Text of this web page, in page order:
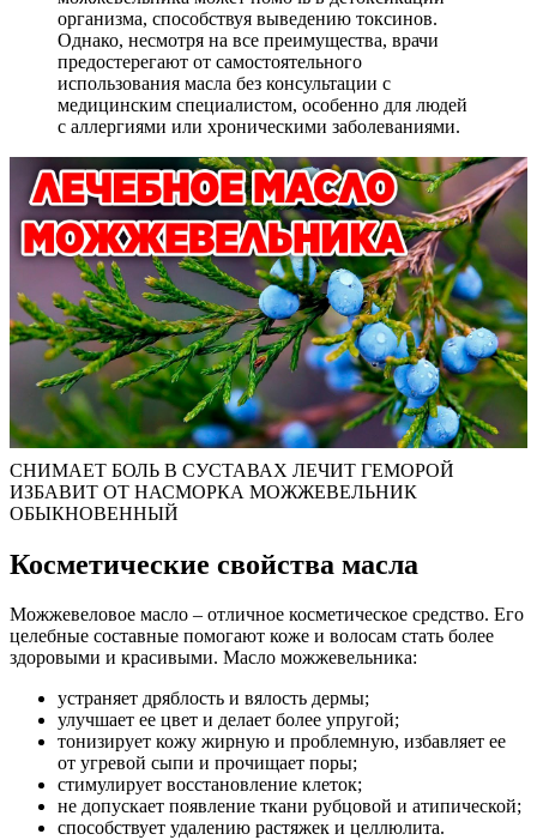
организма, способствуя выведению токсинов.
Однако, несмотря на все преимущества, врачи
предостерегают от самостоятельного
использования масла без консультации с
медицинским специалистом, особенно для людей
с аллергиями или хроническими заболеваниями.
СНИМАЕТ БОЛЬ В СУСТАВАХ ЛЕЧИТ ГЕМОРОЙ
ИЗБАВИТ ОТ НАСМОРКА МОЖЖЕВЕЛЬНИК
ОБЫКНОВЕННЫЙ
Косметические свойства масла
Можжевеловое масло – отличное косметическое средство. Его
целебные составные помогают коже и волосам стать более
здоровыми и красивыми. Масло можжевельника:
устраняет дряблость и вялость дермы;
улучшает ее цвет и делает более упругой;
тонизирует кожу жирную и проблемную, избавляет ее
от угревой сыпи и прочищает поры;
стимулирует восстановление клеток;
не допускает появление ткани рубцовой и атипической;
способствует удалению растяжек и целлюлита.